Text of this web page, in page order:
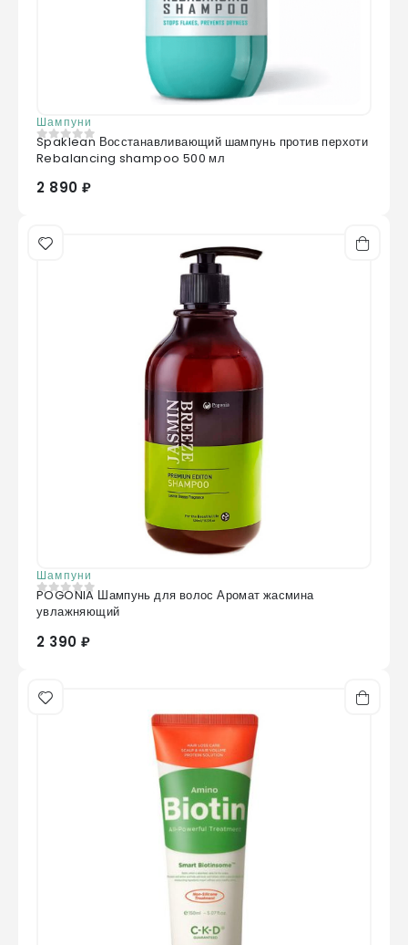
Шампуни
0из 5
Spaklean Восстанавливающий шампунь против перхоти
Rebalancing shampoo 500 мл
2 890 ₽
Шампуни
0 из 5
POGONIA Шампунь для волос Аромат жасмина
увлажняющий
2 390 ₽